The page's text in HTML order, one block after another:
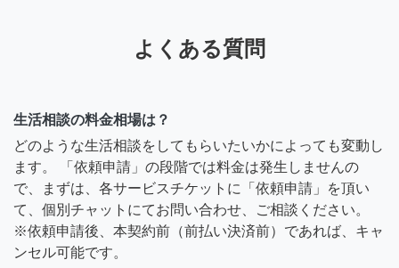
よくある質問
生活相談の料金相場は？
どのような生活相談をしてもらいたいかによっても変動し
ます。 「依頼申請」の段階では料金は発生しませんの
で、まずは、各サービスチケットに「依頼申請」を頂い
て、個別チャットにてお問い合わせ、ご相談ください。
※依頼申請後、本契約前（前払い決済前）であれば、キャ
ンセル可能です。